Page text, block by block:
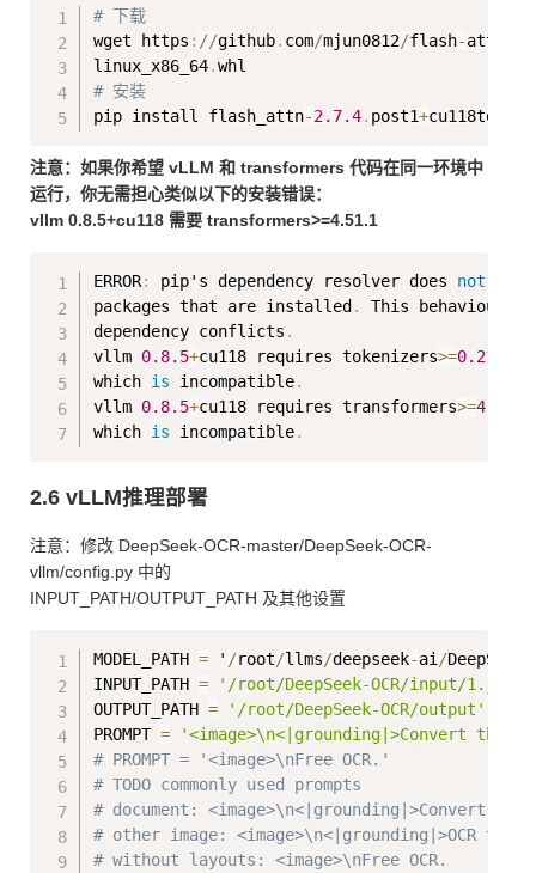
# 下载
wget https : //github. com/mjun0812/flash-
linux_x86_64.
# 安装
pip install flash_attn-2.7.4. post1+cu118torch2
注意：如果你希望 vLLM 和 transformers 代码在同一环境中
运行，你无需担心类似以下的安装错误：
vllm 0.8.5+cu118 需要 transformers>=4.51.1
ERROR: pip's dependency resolver does not
packages that are installed . This behaviour
dependency conflicts .
vllm 0.8.5+cu118 requires tokenizers>=0.21
which is incompatible.
vllm 0.8.5+cu118 requires transformers>=4.51
which is incompatible.
2.6 vLLM推理部署
注意：修改 DeepSeek-OCR-master/DeepSeek-OCR-
vllm/config.py 中的
INPUT_PATH/OUTPUT_PATH 及其他设置
MODEL_PATH = ' /root/llms/deepseek-ai /DeepSeek
INPUT_PATH = '/root/DeepSeek-OCR/input/1.jpg'
OUTPUT_PATH = '/root/DeepSeek-OCR/output'
PROMPT =
'<image>\n<|grounding|>Convert the
# PROMPT = '<image>\nFree OCR.'
# TODO commonly used prompts
# document: <image>\n<|grounding|>Convert the
# other image: <image>\n<|grounding|>OCR this
# without layouts: <image>\nFree OCR.